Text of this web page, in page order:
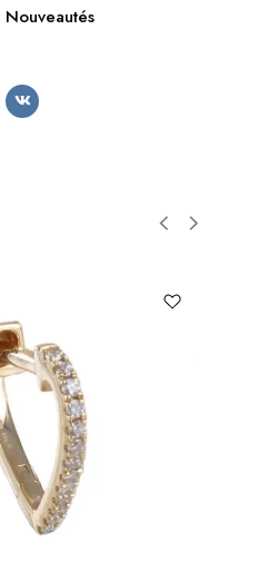
Nouveautés